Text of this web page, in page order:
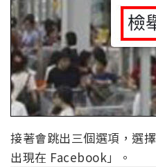
接著會跳出三個選項，選
出現在 Facebook」。